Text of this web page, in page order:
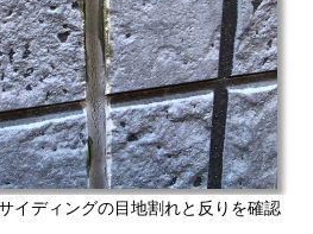
イディングの目地割れと反りを確認